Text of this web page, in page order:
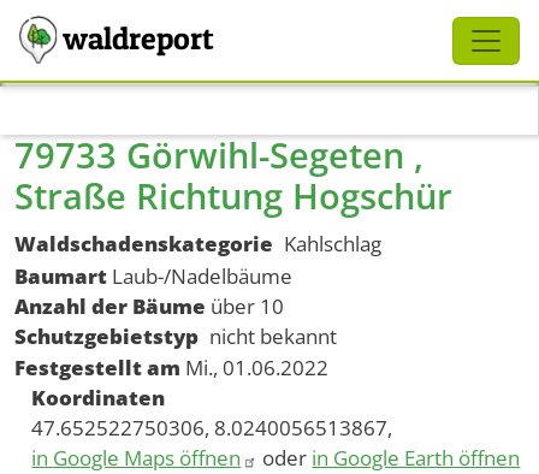
waldreport
79733 Görwihl-Segeten ,
Straße Richtung Hogschür
Waldschadenskategorie Kahlschlag
Baumart Laub-/Nadelbäume
Anzahl der Bäume über 10
Schutzgebietstyp nicht bekannt
Festgestellt am Mi., 01.06.2022
Koordinaten
47.652522750306, 8.0240056513867,
in Google Maps öffnen
oder in Google Earth öffnen
Schliessen